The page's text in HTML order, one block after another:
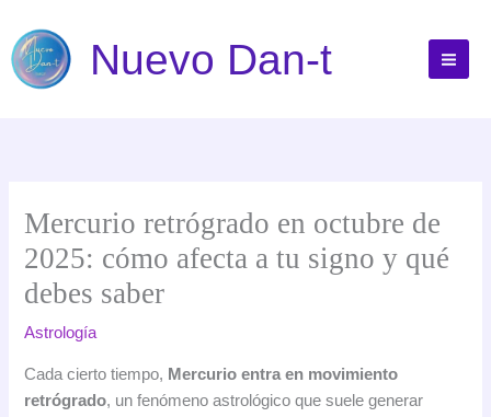
contenido
Nuevo Dan-t
Mercurio retrógrado en octubre de
2025: cómo afecta a tu signo y qué
debes saber
Astrología
Cada cierto tiempo, Mercurio entra en movimiento
retrógrado, un fenómeno astrológico que suele generar